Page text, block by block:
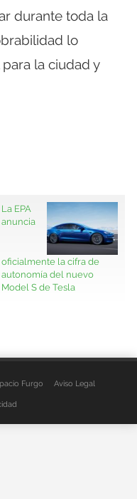
durante toda la
lo
la ciudad y
La EPA
anuncia
oficialmente la cifra de
autonomía del nuevo
Model S de Tesla
Furgo Aviso Legal